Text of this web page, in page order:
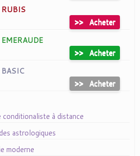
>>
Acheter
>>
Acheter
>> Acheter
conditionaliste à distance
astrologiques
moderne